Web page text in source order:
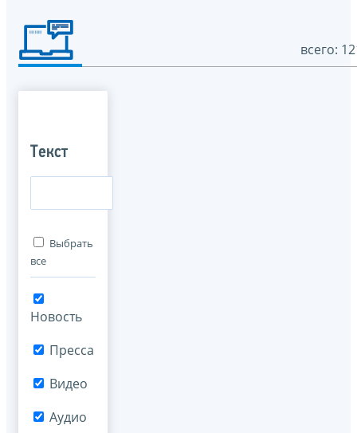
всего:
Текст
Выбрать
все
Новость
Пресса
Видео
Аудио